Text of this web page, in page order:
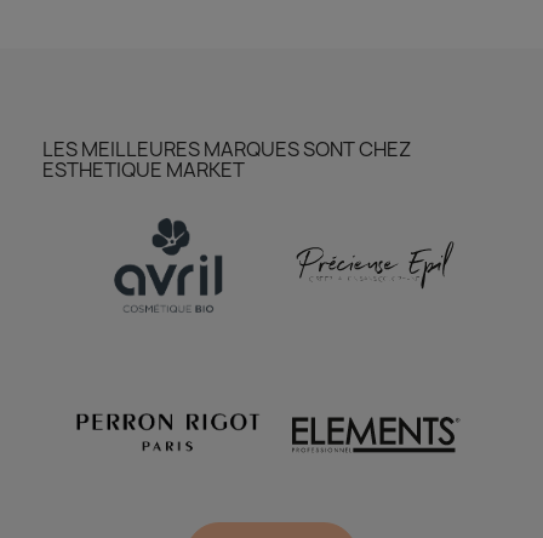
LES MEILLEURES MARQUES SONT CHEZ
ESTHETIQUE MARKET